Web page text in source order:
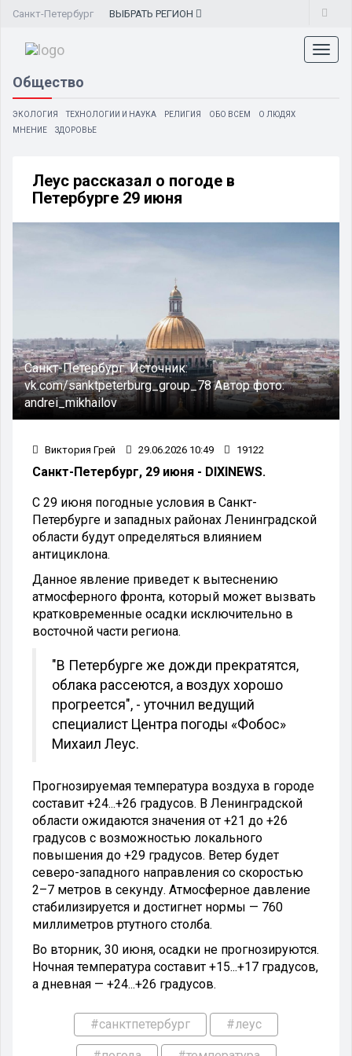
Санкт-Петербург ВЫБРАТЬ РЕГИОН
Общество
ЭКОЛОГИЯ ТЕХНОЛОГИИ И НАУКА РЕЛИГИЯ ОБО ВСЕМ
О ЛЮДЯХ
МНЕНИЕ
ЗДОРОВЬЕ
Леус рассказал о погоде в
Петербурге 29 июня
Санкт-Петербург.Источник:
vk.com/sanktpeterburg_group_78Автор фото:
andrei_mikhailov
Виктория Грей 29.06.2026 10:49 19122
Санкт-Петербург, 29 июня - DIXINEWS.
С 29 июня погодные условия в Санкт-
Петербурге и западных районах Ленинградской
области будут определяться влиянием
антициклона.
Данное явление приведет к вытеснению
атмосферного фронта, который может вызвать
кратковременные осадки исключительно в
восточной части региона.
"В Петербурге же дожди прекратятся,
облака рассеются, а воздух хорошо
прогреется", - уточнил ведущий
специалист Центра погоды «Фобос»
Михаил Леус.
Прогнозируемая температура воздуха в городе
составит +24...+26 градусов. В Ленинградской
области ожидаются значения от +21 до +26
градусов с возможностью локального
повышения до +29 градусов. Ветер будет
северо-западного направления со скоростью
2–7 метров в секунду. Атмосферное давление
стабилизируется и достигнет нормы — 760
миллиметров ртутного столба.
Во вторник, 30 июня, осадки не прогнозируются.
Ночная температура составит +15...+17 градусов,
а дневная — +24...+26 градусов.
#санктпетербург #леус